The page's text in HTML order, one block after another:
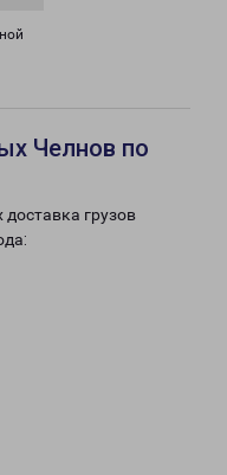
Челнов по
грузов